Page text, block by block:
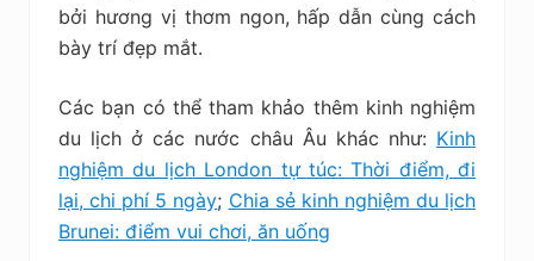
bởi hương vị thơm ngon, hấp dẫn cùng cách
bày trí đẹp mắt.
Các bạn có thể tham khảo thêm kinh nghiệm
du lịch ở các nước châu Âu khác như: Kinh
nghiệm du lịch London tự túc: Thời điểm, đi
lại, chi phí 5 ngày; Chia sẻ kinh nghiệm du lịch
Brunei: điểm vui chơi, ăn uống